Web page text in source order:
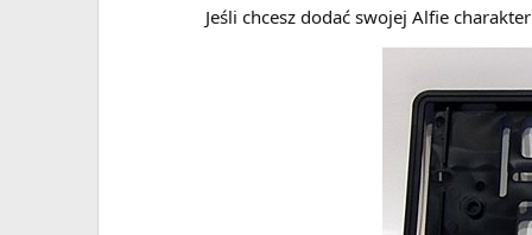
Jeśli chcesz dodać swojej Alfie